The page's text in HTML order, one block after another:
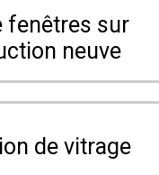
fenêtres sur
neuve
de vitrage